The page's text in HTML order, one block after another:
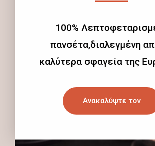
100%
πανσέτα,διαλεγμένη
καλύτερα σφαγεία της
Ανακαλύψτε τον